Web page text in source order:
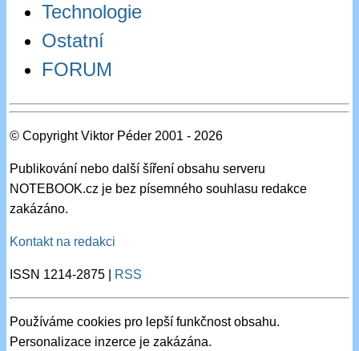
Technologie
Ostatní
FORUM
© Copyright Viktor Péder 2001 - 2026
Publikování nebo další šíření obsahu serveru
NOTEBOOK.cz je bez písemného souhlasu redakce
zakázáno.
Kontakt na redakci
ISSN 1214-2875 | RSS
Používáme cookies pro lepší funkčnost obsahu.
Personalizace inzerce je zakázána.